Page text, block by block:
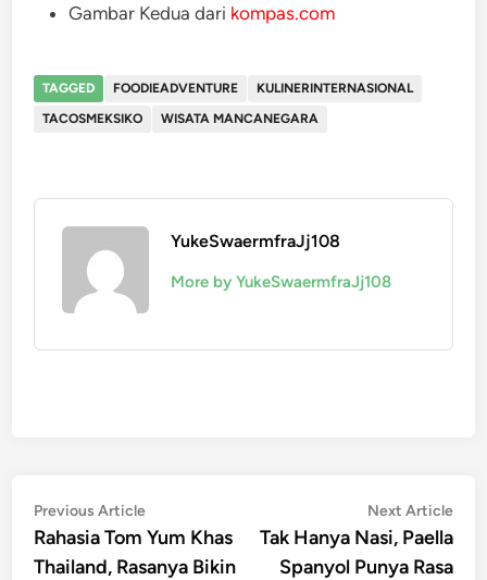
Gambar Kedua dari kompas.com
TAGGED FOODIEADVENTURE
KULINERINTERNASIONAL
TACOSMEKSIKO
WISATA MANCANEGARA
YukeSwaermfraJj108
More by YukeSwaermfraJj108
Post
navigation
Previous ArticlePrevious
article:
Rahasia Tom Yum Khas
Thailand, Rasanya Bikin
Next Article
Tak Hanya Nasi, Paella
Spanyol Punya Rasa